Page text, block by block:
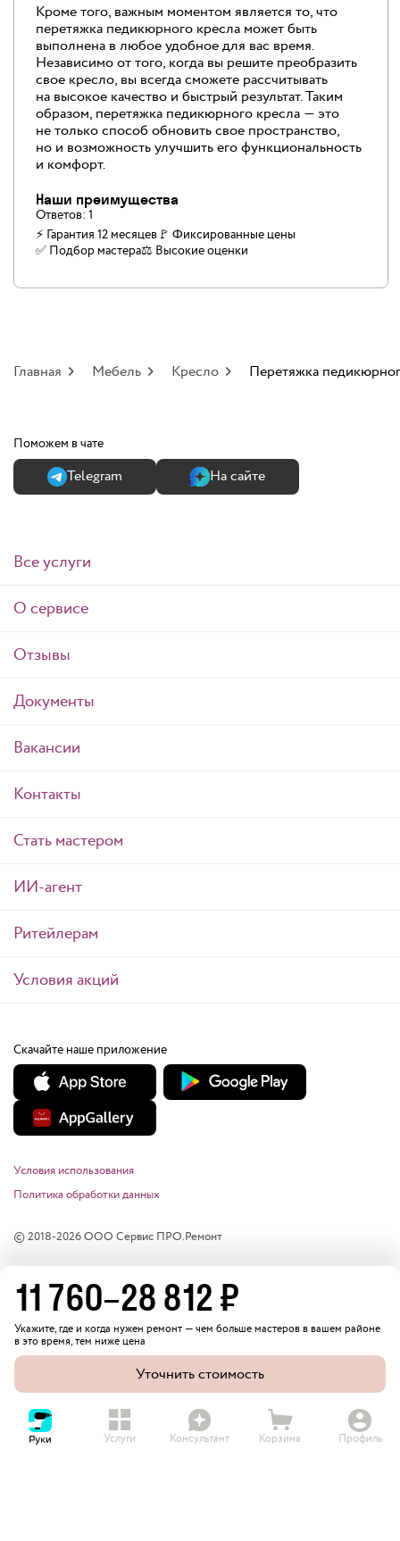
Кроме того, важным моментом является то, что
перетяжка педикюрного кресла может быть
выполнена в любое удобное для вас время.
Независимо от того, когда вы решите преобразить
свое кресло, вы всегда сможете рассчитывать
на высокое качество и быстрый результат. Таким
образом, перетяжка педикюрного кресла — это
не только способ обновить свое пространство,
но и возможность улучшить его функциональность
и комфорт.
Наши преимущества
Ответов: 1
⚡ Гарантия 12 месяцев🚩 Фиксированные цены
✅️ Подбор мастера⚖️ Высокие оценки
Главная Мебель Кресло Перетяжка
Поможем в чате
Теlegram На сайте
Все услуги
О сервисе
Отзывы
Документы
Вакансии
Контакты
Стать мастером
ИИ-агент
Ритейлерам
Условия акций
Скачайте наше приложение
© 2018-2026ООО Сервис ПРО.Ремонт
Условия использования
Политика обработки данных
11 760–28 812₽
Укажите, где и когда нужен ремонт — чем больше мастеров в вашем районе
в это время, тем ниже цена
Уточнить стоимость
Услуги Консультант Корзина Профиль